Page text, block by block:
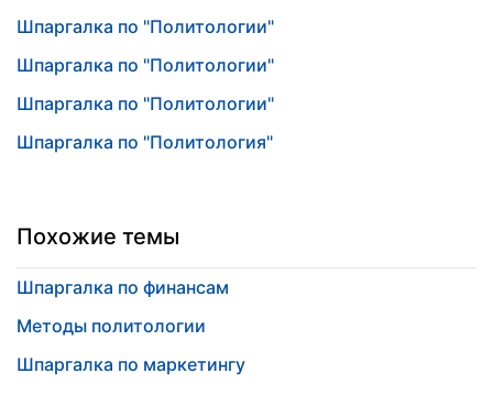
Шпаргалка по "Политологии"
Шпаргалка по "Политологии"
Шпаргалка по "Политологии"
Шпаргалка по "Политология"
Похожие темы
Шпаргалка по финансам
Методы политологии
Шпаргалка по маркетингу